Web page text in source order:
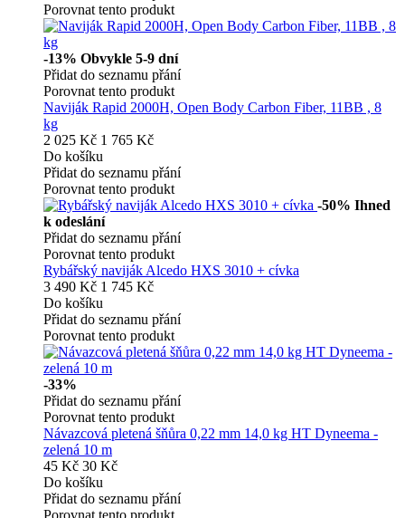
Porovnat tento produkt
-13% Obvykle 5-9 dní
Přidat do seznamu přání
Porovnat tento produkt
Naviják Rapid 2000H, Open Body Carbon Fiber, 11BB , 8
kg
2 025 Kč 1 765 Kč
Do košíku
Přidat do seznamu přání
Porovnat tento produkt
-50% Ihned
k odeslání
Přidat do seznamu přání
Porovnat tento produkt
Rybářský naviják Alcedo HXS 3010 + cívka
3 490 Kč 1 745 Kč
Do košíku
Přidat do seznamu přání
Porovnat tento produkt
-33%
Přidat do seznamu přání
Porovnat tento produkt
Návazcová pletená šňůra 0,22 mm 14,0 kg HT Dyneema -
zelená 10 m
45 Kč 30 Kč
Do košíku
Přidat do seznamu přání
Porovnat tento produkt